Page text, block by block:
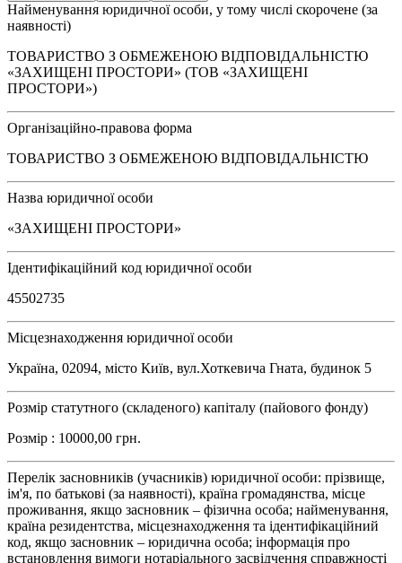
Найменування юридичної особи, у тому числі скорочене (за
наявності)
ТОВАРИСТВО З ОБМЕЖЕНОЮ ВІДПОВІДАЛЬНІСТЮ
«ЗАХИЩЕНІ ПРОСТОРИ» (ТОВ «ЗАХИЩЕНІ
ПРОСТОРИ»)
Організаційно-правова форма
ТОВАРИСТВО З ОБМЕЖЕНОЮ ВІДПОВІДАЛЬНІСТЮ
Назва юридичної особи
«ЗАХИЩЕНІ ПРОСТОРИ»
Ідентифікаційний код юридичної особи
45502735
Місцезнаходження юридичної особи
Україна, 02094, місто Київ, вул.Хоткевича Гната, будинок 5
Розмір статутного (складеного) капіталу (пайового фонду)
Розмір : 10000,00 грн.
Перелік засновників (учасників) юридичної особи: прізвище,
ім'я, по батькові (за наявності), країна громадянства, місце
проживання, якщо засновник – фізична особа; найменування,
країна резидентства, місцезнаходження та ідентифікаційний
код, якщо засновник – юридична особа; інформація про
встановлення вимоги нотаріального засвідчення справжності